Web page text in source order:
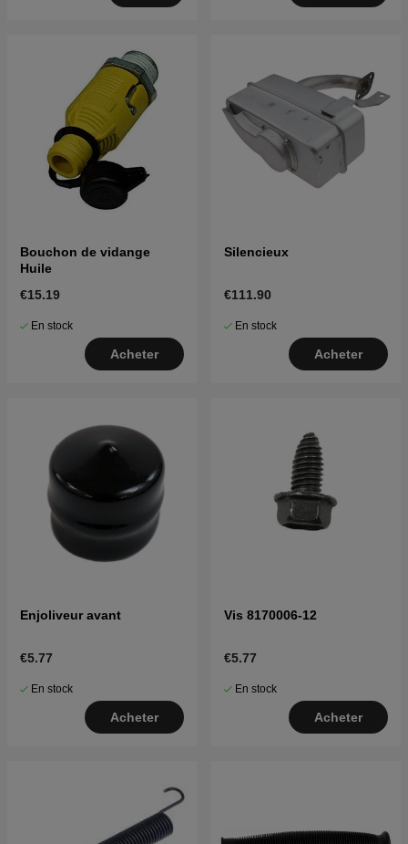
Bouchon de vidange
Huile
€15.19
En stock
Acheter
Silencieux
€111.90
En stock
Acheter
Enjoliveur avant
€5.77
En stock
Acheter
Vis 8170006-12
€5.77
En stock
Acheter